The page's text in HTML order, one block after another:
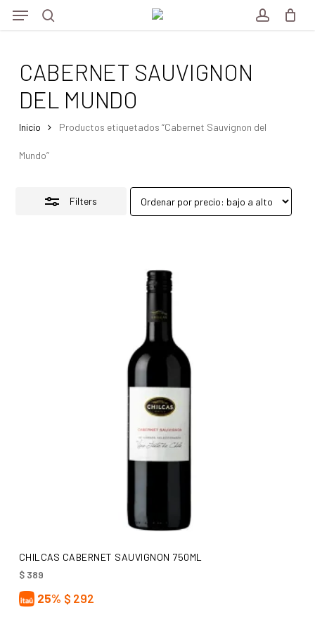
Skip
content
Menu
CABERNET SAUVIGNON
DEL MUNDO
Inicio Productos etiquetados “Cabernet Sauvignon del
Mundo”
Filters
AÑADIR AL CARRITO
CHILCAS CABERNET SAUVIGNON 750ML
$389
25% $ 292
Menu